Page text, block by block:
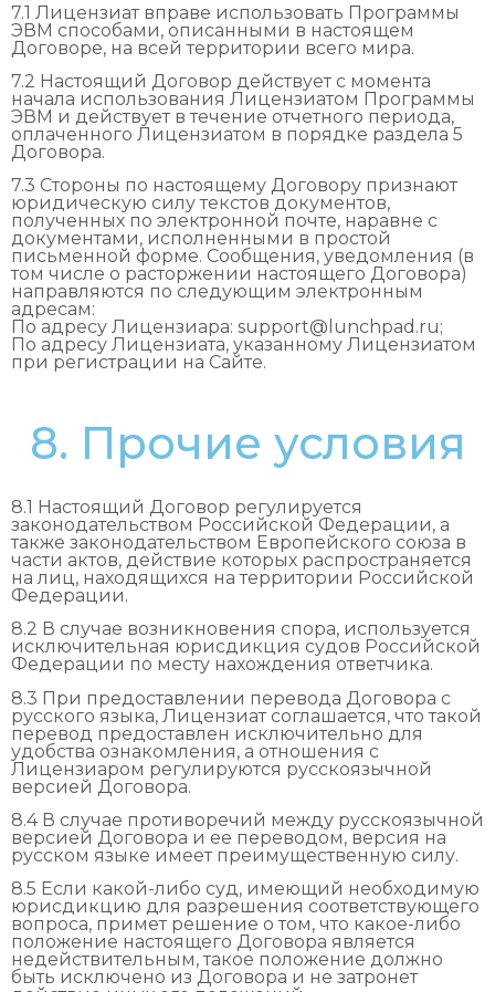
7.1 Лицензиат вправе использовать Программы
ЭВМ способами, описанными в настоящем
Договоре, на всей территории всего мира.
7.2 Настоящий Договор действует с момента
начала использования Лицензиатом Программы
ЭВМ и действует в течение отчетного периода,
оплаченного Лицензиатом в порядке раздела 5
Договора.
7.3 Стороны по настоящему Договору признают
юридическую силу текстов документов,
полученных по электронной почте, наравне с
документами, исполненными в простой
письменной форме. Сообщения, уведомления (в
том числе о расторжении настоящего Договора)
направляются по следующим электронным
адресам:
По адресу Лицензиара: support@lunchpad.ru;
По адресу Лицензиата, указанному Лицензиатом
при регистрации на Сайте.
8. Прочие условия
8.1 Настоящий Договор регулируется
законодательством Российской Федерации, а
также законодательством Европейского союза в
части актов, действие которых распространяется
на лиц, находящихся на территории Российской
Федерации.
8.2 В случае возникновения спора, используется
исключительная юрисдикция судов Российской
Федерации по месту нахождения ответчика.
8.3 При предоставлении перевода Договора с
русского языка, Лицензиат соглашается, что такой
перевод предоставлен исключительно для
удобства ознакомления, а отношения с
Лицензиаром регулируются русскоязычной
версией Договора.
8.4 В случае противоречий между русскоязычной
версией Договора и ее переводом, версия на
русском языке имеет преимущественную силу.
8.5 Если какой-либо суд, имеющий необходимую
юрисдикцию для разрешения соответствующего
вопроса, примет решение о том, что какое-либо
положение настоящего Договора является
недействительным, такое положение должно
быть исключено из Договора и не затронет